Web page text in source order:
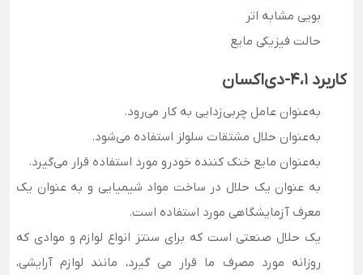
بویی مشابه اتر
حالت فیزیکی مایع
کاربرد 4،1-دی‌اکسان
به‌عنوان عامل چربی‌زدایی به کار می‌رود.
به‌عنوان حلال مشتقات سلولز استفاده می‌شود.
به‌عنوان مایع خنک کننده خودرو مورد استفاده قرار می‌گیرد.
به عنوان یک حلال در ساخت مواد شیمیایی و به عنوان یک
معرف آزمایشگاهی مورد استفاده است.
یک حلال صنعتی است که برای سنتز انواع لوازم و موادی که
روزانه مورد مصرف ما قرار می گیرد،‌ مانند لوازم آرایشی،